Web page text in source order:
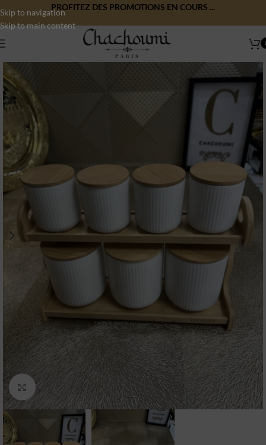
Skip to navigation
Skip to main content
PROFITEZ DES PROMOTIONS EN COURS ...
Click to enlarge